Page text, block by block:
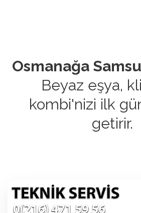
Osmanağa
Beyaz eşya,
kombi'nizi ilk
getirir.